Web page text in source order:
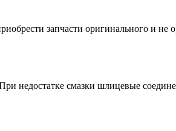
запчасти оригинального и не
недостатке смазки шлицевые